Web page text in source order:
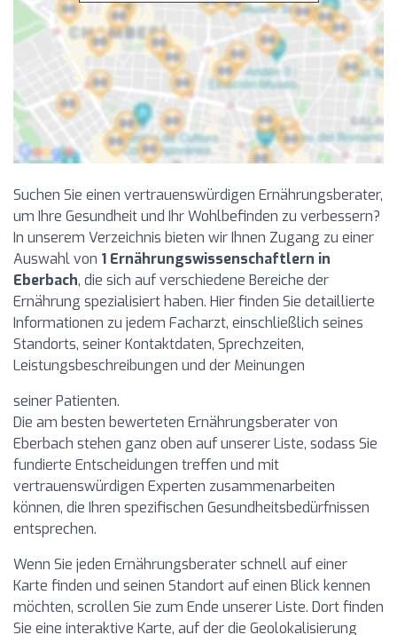
Suchen Sie einen vertrauenswürdigen Ernährungsberater,
um Ihre Gesundheit und Ihr Wohlbefinden zu verbessern?
In unserem Verzeichnis bieten wir Ihnen Zugang zu einer
Auswahl von 1 Ernährungswissenschaftlern in
Eberbach, die sich auf verschiedene Bereiche der
Ernährung spezialisiert haben. Hier finden Sie detaillierte
Informationen zu jedem Facharzt, einschließlich seines
Standorts, seiner Kontaktdaten, Sprechzeiten,
Leistungsbeschreibungen und der Meinungen
seiner Patienten.
Die am besten bewerteten Ernährungsberater von
Eberbach stehen ganz oben auf unserer Liste, sodass Sie
fundierte Entscheidungen treffen und mit
vertrauenswürdigen Experten zusammenarbeiten
können, die Ihren spezifischen Gesundheitsbedürfnissen
entsprechen.
Wenn Sie jeden Ernährungsberater schnell auf einer
Karte finden und seinen Standort auf einen Blick kennen
möchten, scrollen Sie zum Ende unserer Liste. Dort finden
Sie eine interaktive Karte, auf der die Geolokalisierung